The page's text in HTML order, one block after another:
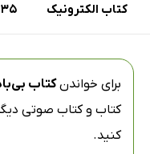
کتاب الکترونیک 135
برای خواندنکتاب
کتاب و کتاب صوتی
کنید.